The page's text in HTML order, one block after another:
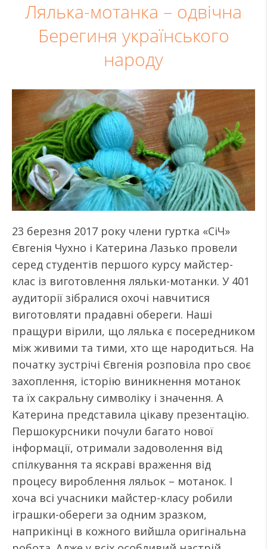
Лялька-мотанка – одвічна
Берегиня українського
народу
23 березня 2017 року члени гуртка «СіЧ»
Євгенія Чухно і Катерина Лазько провели
серед студентів першого курсу майстер-
клас із виготовлення ляльки-мотанки. У 401
аудиторії зібралися охочі навчитися
виготовляти прадавні обереги. Наші
пращури вірили, що лялька є посередником
між живими та тими, хто ще народиться. На
початку зустрічі Євгенія розповіла про своє
захоплення, історію виникнення мотанок
та їх сакральну символіку і значення. А
Катерина представила цікаву презентацію.
Першокурсники почули багато нової
інформації, отримали задоволення від
спілкування та яскраві враження від
процесу вироблення ляльок – мотанок. І
хоча всі учасники майстер-класу робили
іграшки-обереги за одним зразком,
наприкінці в кожного вийшла оригінальна